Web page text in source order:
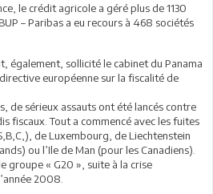
le crédit agricole a géré plus de 1130
– Paribas a eu recours à 468 sociétés
également, sollicité le cabinet du Panama
européenne sur la fiscalité de
de sérieux assauts ont été lancés contre
fiscaux. Tout a commencé avec les fuites
de Luxembourg, de Liechtenstein
ou l’Ile de Man (pour les Canadiens).
groupe « G20 », suite à la crise
2008.